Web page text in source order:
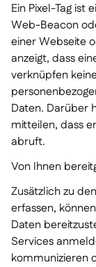
Ein Pixel-Tag
Web-Beacon
einer Webseite
anzeigt, dass
verknüpfen
Daten. Darüber
mitteilen, dass
abruft.
Von Ihnen
Zusätzlich zu
erfassen,
Daten
Services
kommunizieren